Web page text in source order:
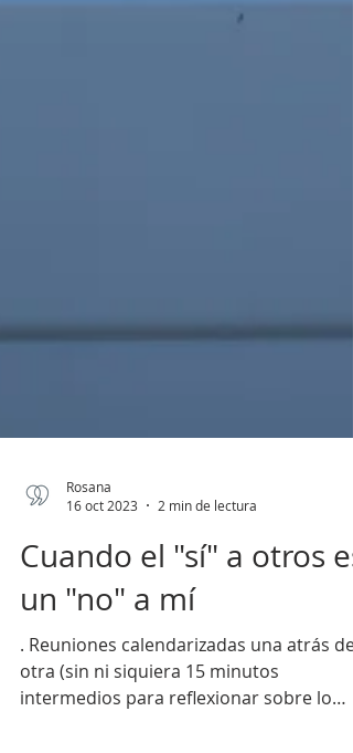
16 oct 2023
2 min de lectura
Cuando el "sí" a otros es
un "no" a mí
. Reuniones calendarizadas una atrás de
otra (sin ni siquiera 15 minutos